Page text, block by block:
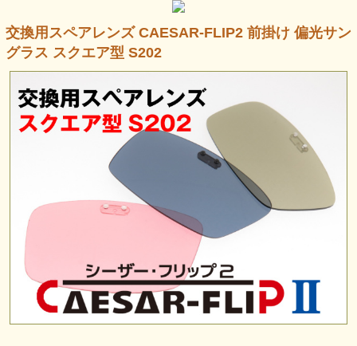
交換用スペアレンズ CAESAR-FLIP2 前掛け 偏光サン
グラス スクエア型 S202